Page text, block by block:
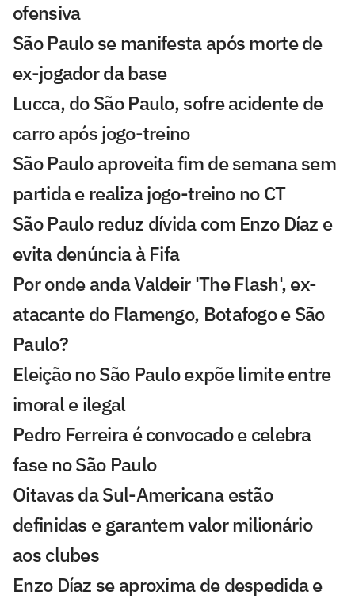
ofensiva
São Paulo se manifesta após morte de
ex-jogador da base
Lucca, do São Paulo, sofre acidente de
carro após jogo-treino
São Paulo aproveita fim de semana sem
partida e realiza jogo-treino no CT
São Paulo reduz dívida com Enzo Díaz e
evita denúncia à Fifa
Por onde anda Valdeir 'The Flash', ex-
atacante do Flamengo, Botafogo e São
Paulo?
Eleição no São Paulo expõe limite entre
imoral e ilegal
Pedro Ferreira é convocado e celebra
fase no São Paulo
Oitavas da Sul-Americana estão
definidas e garantem valor milionário
aos clubes
Enzo Díaz se aproxima de despedida e